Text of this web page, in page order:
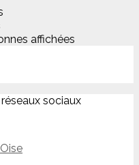
affichées
sociaux